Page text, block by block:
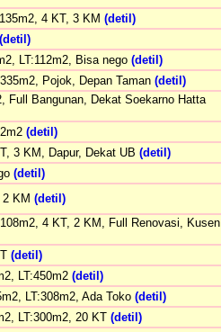
4 KT, 3 KM (detil)
(detil)
LT:112m2, Bisa nego (detil)
Pojok, Depan Taman (detil)
Full Bangunan, Dekat Soekarno Hatta
(detil)
3 KM, Dapur, Dekat UB (detil)
(detil)
KM (detil)
4 KT, 2 KM, Full Renovasi, Kusen
(detil)
LT:450m2 (detil)
LT:308m2, Ada Toko (detil)
LT:300m2, 20 KT (detil)